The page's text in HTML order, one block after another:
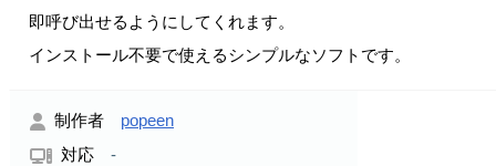
即呼び出せるようにしてくれます。
インストール不要で使えるシンプルなソフトです。
制作者 popeen
対応 -